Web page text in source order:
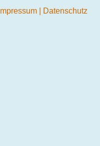
Impressum Datenschutz